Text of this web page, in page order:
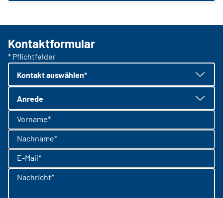
Kontaktformular
* Pflichtfelder
Kontakt auswählen*
Anrede
Vorname*
Nachname*
E-Mail*
Nachricht*